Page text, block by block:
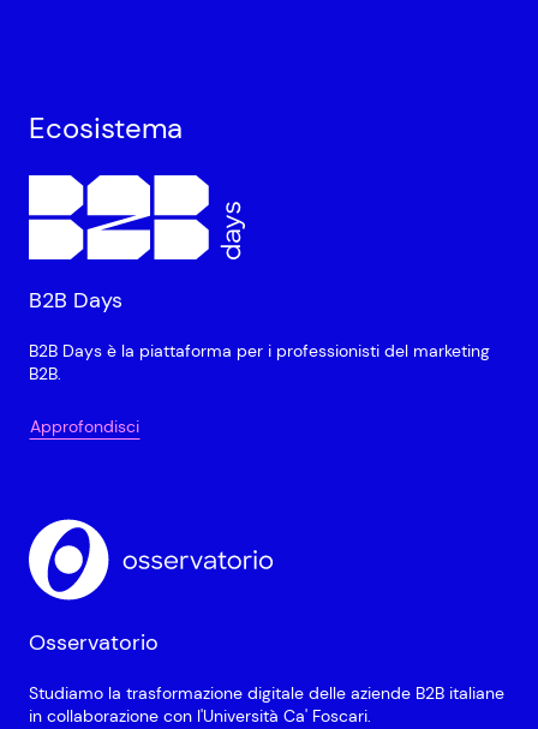
Ecosistema
B2B Days
B2B Days è la piattaforma per i professionisti del marketing
B2B.
Approfondisci
Osservatorio
Studiamo la trasformazione digitale delle aziende B2B italiane
in collaborazione con l'Università Ca' Foscari.